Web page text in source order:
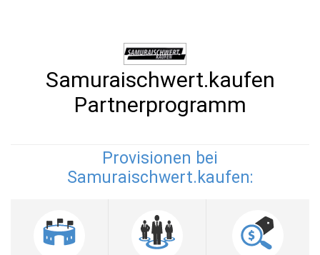
Samuraischwert.kaufen
Partnerprogramm
Provisionen bei
Samuraischwert.kaufen: